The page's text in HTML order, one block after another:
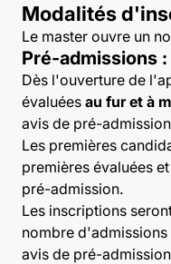
Modalités
Le master ouvre un
Pré-admissions :
Dès l'ouverture de
évaluées au fur et à
avis de pré-
Les premières
premières évaluées
pré-admission.
Les inscriptions
nombre
avis de pré-